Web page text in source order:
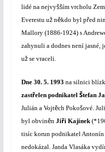
lidé na nejvyšším vrcholu Zem
Everestu užněkdo byl před
Mallory (1886-1924) s
zahynuli a dodnes není jasné,
užse vraceli.
Dne 30. 5. 1993 na silnici
zastřelen podnikatel Štefan
Julián a Vojtěch Pokošové.
byl obviněn Jiří Kajínek
tisíc korun podnikatel Antonín
nedokázal. Janda Vlasáka